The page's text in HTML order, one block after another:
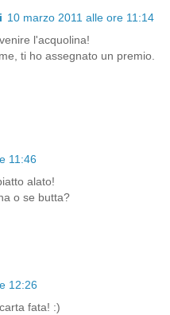
10 marzo 2011 alle ore 11:14
l'acquolina!
ti ho assegnato un premio.
11:46
alato!
o se butta?
12:26
fata! :)